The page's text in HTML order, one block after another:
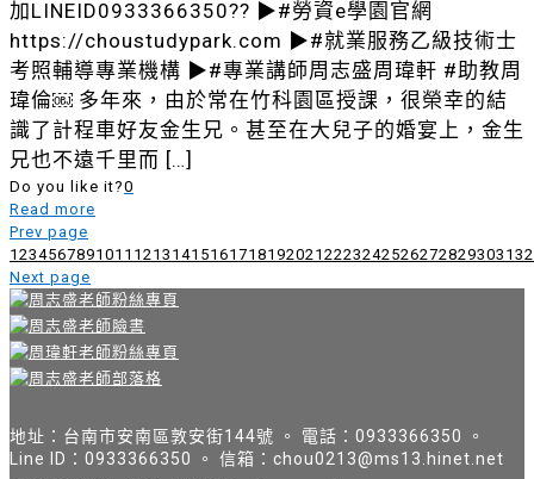
加LINEID0933366350?? ▶#勞資e學園官網
https://choustudypark.com ▶#就業服務乙級技術士
考照輔導專業機構 ▶#專業講師周志盛周瑋軒 #助教周
瑋倫￼ 多年來，由於常在竹科園區授課，很榮幸的結
識了計程車好友金生兄。甚至在大兒子的婚宴上，金生
兄也不遠千里而 […]
Do you like it?0
Read more
Prev page
1 234567891011 12 13 1415161718192021 22232425262728293031 32
Next page
地址：台南市安南區敦安街144號 。 電話：0933366350 。
Line ID：0933366350 。 信箱：chou0213@ms13.hinet.net